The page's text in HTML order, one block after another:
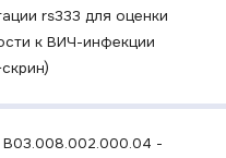
rs333 для оценки
к ВИЧ-инфекции
-